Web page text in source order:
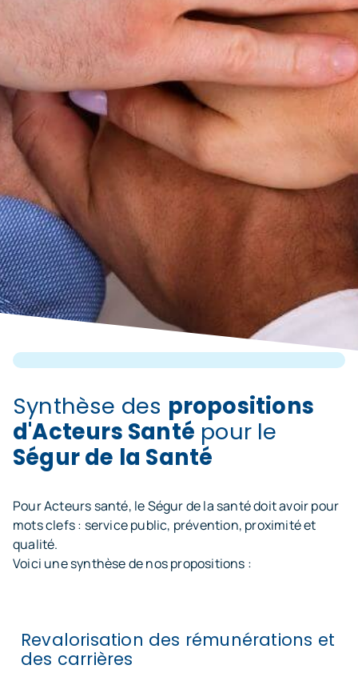
Synthèse des propositions
d'Acteurs Santé pour le
Ségur de la Santé
Pour Acteurs santé, le Ségur de la santé doit avoir pour
mots clefs : service public, prévention, proximité et
qualité.
Voici une synthèse de nos propositions :
Revalorisation des rémunérations et
des carrières